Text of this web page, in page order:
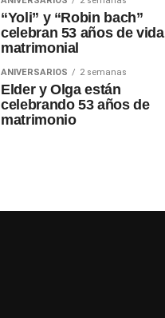
“Yoli” y “Robin bach”
celebran 53 años de vida
matrimonial
ANIVERSARIOS 2 semanas
Elder y Olga están
celebrando 53 años de
matrimonio